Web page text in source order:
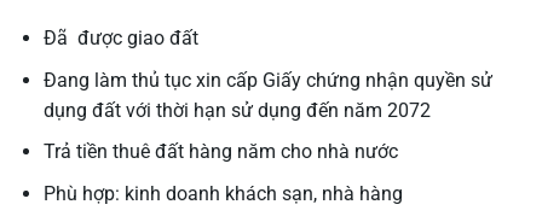
Đã được giao đất
Đang làm thủ tục xin cấp Giấy chứng nhận quyền sử
dụng đất với thời hạn sử dụng đến năm 2072
Trả tiền thuê đất hàng năm cho nhà nước
Phù hợp: kinh doanh khách sạn, nhà hàng